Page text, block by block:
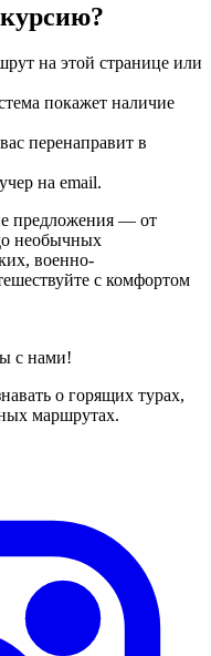
на этой странице или
покажет наличие
перенаправит в
на email.
предложения — от
необычных
военно-
с комфортом
с нами!
о горящих турах,
маршрутах.